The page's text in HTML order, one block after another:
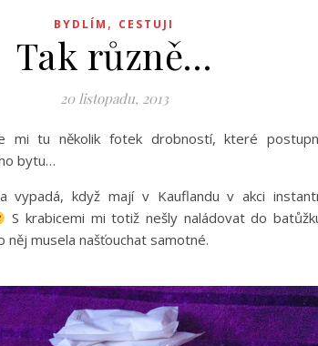
BYDLÍM , CESTUJI
Tak různě…
20 listopadu, 2013
mi tu několik fotek drobností, které
bytu…
vypadá, když mají v Kauflandu v akci
S krabicemi mi totiž nešly naládovat do
něj musela našťouchat samotné.